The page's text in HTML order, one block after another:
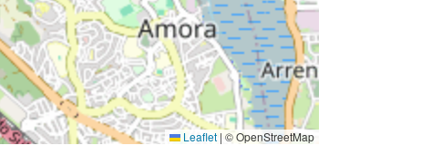
Leaflet | © OpenStreetMap